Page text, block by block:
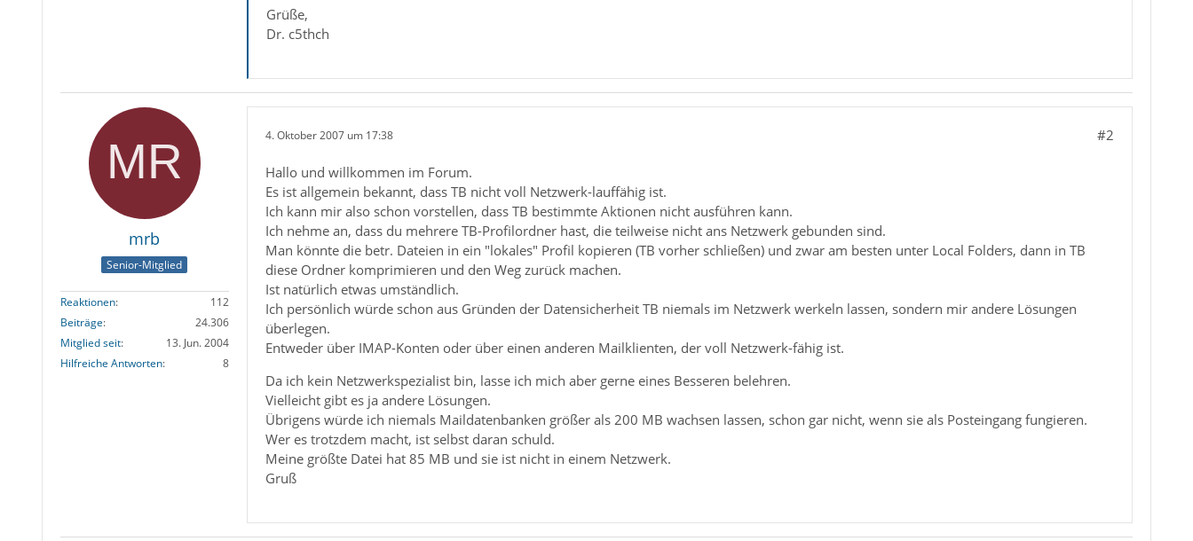
Grüße,
Dr. c5thch
mrb
Senior-Mitglied
Reaktionen
112
Beiträge
24.306
Mitglied seit
13. Jun. 2004
Hilfreiche Antworten
8
4. Oktober 2007 um 17:38 #2
Hallo und willkommen im Forum.
Es ist allgemein bekannt, dass TB nicht voll Netzwerk-lauffähig ist.
Ich kann mir also schon vorstellen, dass TB bestimmte Aktionen nicht ausführen kann.
Ich nehme an, dass du mehrere TB-Profilordner hast, die teilweise nicht ans Netzwerk gebunden sind.
Man könnte die betr. Dateien in ein "lokales" Profil kopieren (TB vorher schließen) und zwar am besten unter Local Folders, dann in TB
diese Ordner komprimieren und den Weg zurück machen.
Ist natürlich etwas umständlich.
Ich persönlich würde schon aus Gründen der Datensicherheit TB niemals im Netzwerk werkeln lassen, sondern mir andere Lösungen
überlegen.
Entweder über IMAP-Konten oder über einen anderen Mailklienten, der voll Netzwerk-fähig ist.
Da ich kein Netzwerkspezialist bin, lasse ich mich aber gerne eines Besseren belehren.
Vielleicht gibt es ja andere Lösungen.
Übrigens würde ich niemals Maildatenbanken größer als 200 MB wachsen lassen, schon gar nicht, wenn sie als Posteingang fungieren.
Wer es trotzdem macht, ist selbst daran schuld.
Meine größte Datei hat 85 MB und sie ist nicht in einem Netzwerk.
Gruß